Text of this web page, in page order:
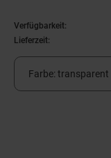
Verfügbarkeit:
Lieferzeit:
Farbe: transparent